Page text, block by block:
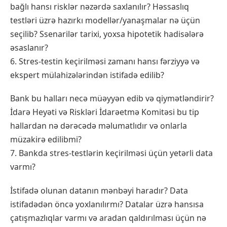
bağlı hansı risklər nəzərdə saxlanılır? Həssaslıq
testləri üzrə hazırkı modellər/yanaşmalar nə üçün
seçilib? Ssenarilər tarixi, yoxsa hipotetik hadisələrə
əsaslanır?
6. Stres-testin keçirilməsi zamanı hansı fərziyyə və
ekspert mülahizələrindən istifadə edilib?
Bank bu halları necə müəyyən edib və qiymətləndirir?
İdarə Heyəti və Riskləri İdarəetmə Komitəsi bu tip
hallardan nə dərəcədə məlumatlıdır və onlarla
müzakirə edilibmi?
7. Bankda stres-testlərin keçirilməsi üçün yetərli data
varmı?
İstifadə olunan datanın mənbəyi haradır? Data
istifadədən öncə yoxlanılırmı? Datalar üzrə hansısa
çatışmazlıqlar varmı və aradan qaldırılması üçün nə